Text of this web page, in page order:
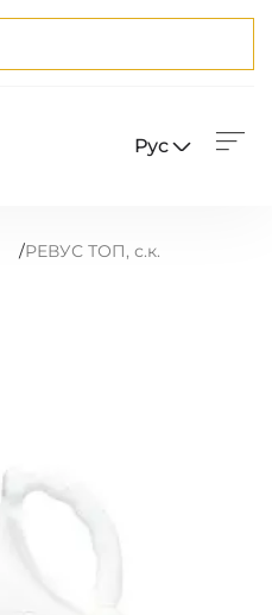
Рус
/РЕВУС ТОП, с.к.